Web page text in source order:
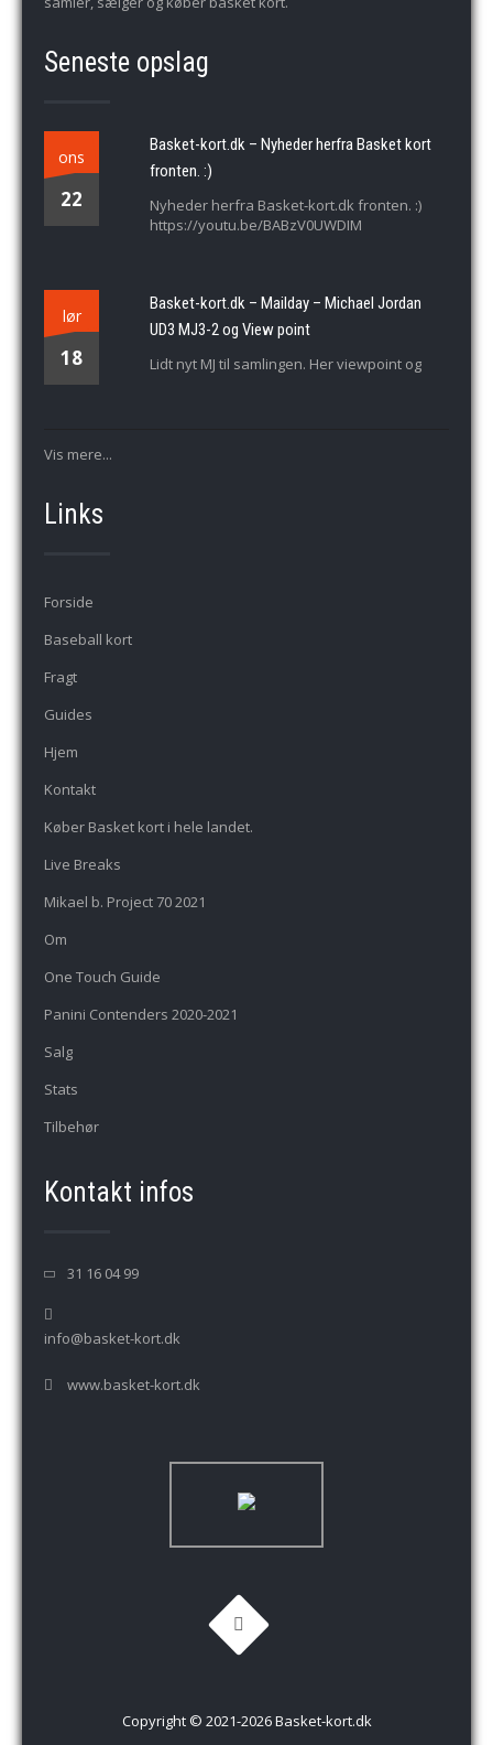
Seneste opslag
ons
22
Basket-kort.dk – Nyheder herfra Basket kort
fronten. :)
Nyheder herfra Basket-kort.dk fronten. :)
https://youtu.be/BABzV0UWDIM
lør
18
Basket-kort.dk – Mailday – Michael Jordan
UD3 MJ3-2 og View point
Lidt nyt MJ til samlingen. Her viewpoint og
Vis mere...
Links
Forside
Baseball kort
Fragt
Guides
Hjem
Kontakt
Køber Basket kort i hele landet.
Live Breaks
Mikael b. Project 70 2021
Om
One Touch Guide
Panini Contenders 2020-2021
Salg
Stats
Tilbehør
Kontakt infos
31 16 04 99
info@basket-kort.dk
www.basket-kort.dk
Copyright © 2021-2026 Basket-kort.dk